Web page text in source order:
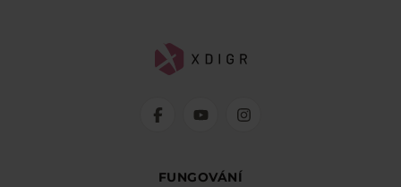
FUNGOVÁNÍ